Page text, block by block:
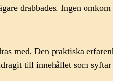
drabbades. Ingen
med. Den praktiska
till innehållet som